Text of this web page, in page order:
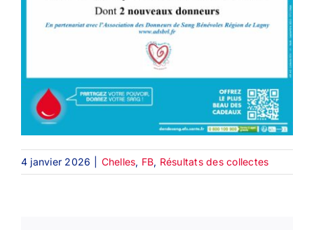
4 janvier 2026 Chelles, FB, Résultats des collectes